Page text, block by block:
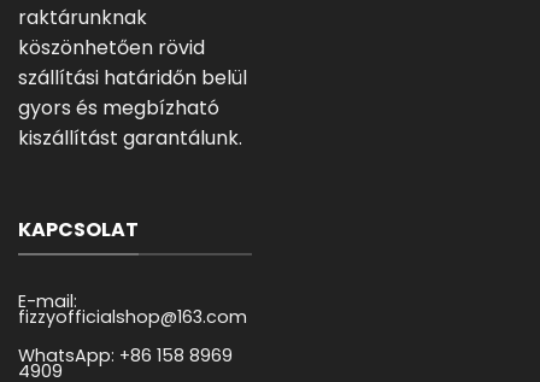
raktárunknak
köszönhetően rövid
szállítási határidőn belül
gyors és megbízható
kiszállítást garantálunk.
KAPCSOLAT
E-mail:
fizzyofficialshop@163.com
WhatsApp: +86 158 8969
4909